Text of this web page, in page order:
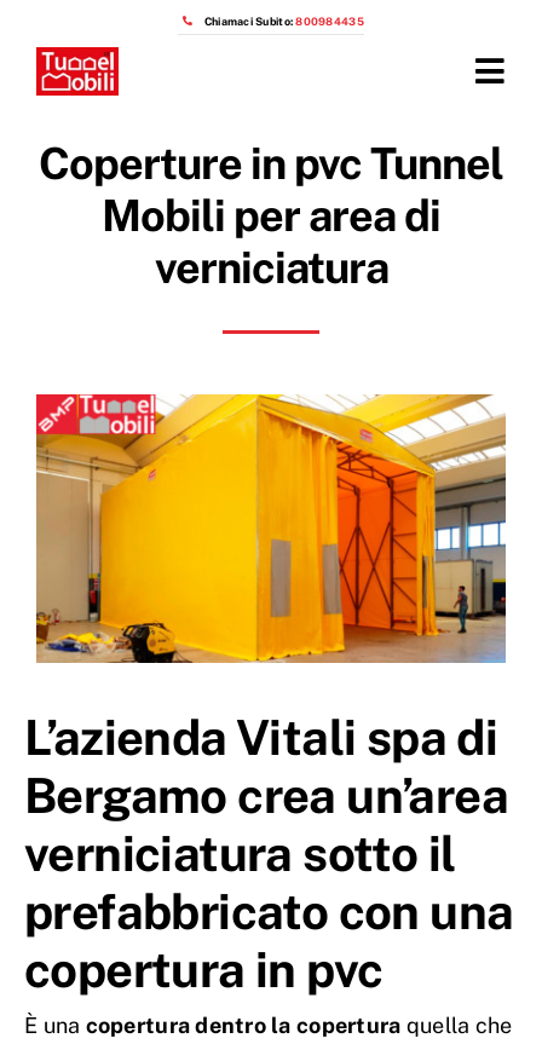
contenuto
Chiamaci Subito:800984435
Prodotti
Prezzi capannoni mobili
OTTIENI IL PREVENTIVO
Coperture in pvc Tunnel
Mobili per area di
verniciatura
L’azienda Vitali spa di
Bergamo crea un’area
verniciatura sotto il
prefabbricato con una
copertura in pvc
È una copertura dentro la copertura quella che